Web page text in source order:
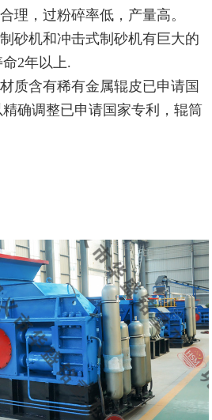
理，过粉碎率低，产量高。
砂机和冲击式制砂机有巨大的
2年以上.
质含有稀有金属辊皮已申请国
确调整已申请国家专利，辊筒